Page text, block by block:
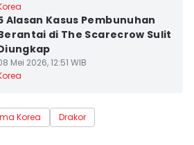
Alasan Kasus Pembunuhan
di The Scarecrow Sulit
Mei 2026, 12:51 WIB
Korea Drakor